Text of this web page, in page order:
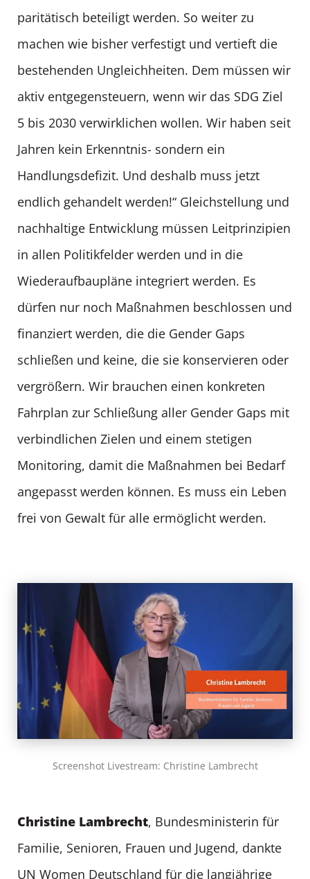
paritätisch beteiligt werden. So weiter zu
machen wie bisher verfestigt und vertieft die
bestehenden Ungleichheiten. Dem müssen wir
aktiv entgegensteuern, wenn wir das SDG Ziel
5 bis 2030 verwirklichen wollen. Wir haben seit
Jahren kein Erkenntnis- sondern ein
Handlungsdefizit. Und deshalb muss jetzt
endlich gehandelt werden!“ Gleichstellung und
nachhaltige Entwicklung müssen Leitprinzipien
in allen Politikfelder werden und in die
Wiederaufbaupläne integriert werden. Es
dürfen nur noch Maßnahmen beschlossen und
finanziert werden, die die Gender Gaps
schließen und keine, die sie konservieren oder
vergrößern. Wir brauchen einen konkreten
Fahrplan zur Schließung aller Gender Gaps mit
verbindlichen Zielen und einem stetigen
Monitoring, damit die Maßnahmen bei Bedarf
angepasst werden können. Es muss ein Leben
frei von Gewalt für alle ermöglicht werden.
Screenshot Livestream: Christine Lambrecht
Christine Lambrecht, Bundesministerin für
Familie, Senioren, Frauen und Jugend, dankte
UN Women Deutschland für die langjährige